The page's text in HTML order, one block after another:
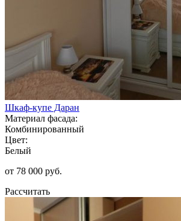
Шкаф-купе Даран
Материал фасада:
Комбинированный
Цвет:
Белый
от 78 000 руб.
Рассчитать